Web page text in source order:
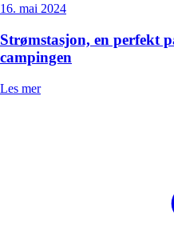
16. mai 2024
Strømstasjon, en perfekt
campingen
Les mer